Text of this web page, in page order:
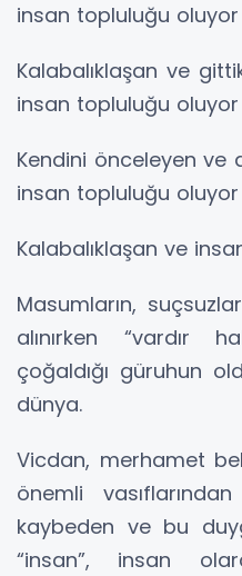
insan topluluğu
Kalabalıklaşan ve
insan topluluğu
Kendini önceleyen ve
insan topluluğu
Kalabalıklaşan ve
Masumların,
alınırken “vardır
çoğaldığı güruhun
dünya.
Vicdan, merhamet
önemli
kaybeden ve bu
“insan”, insan